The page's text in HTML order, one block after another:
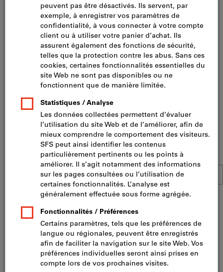
Regards et fonte de voirie (90)
Géotextile (48)
Nos meilleures ventes
Coude PP SN 8 «vert»
CHF 3.20
+ TVA en vigueur
LOHA®
LOHA® MS Protection de
soubassement 500 g/m2
DeCHF 1.80